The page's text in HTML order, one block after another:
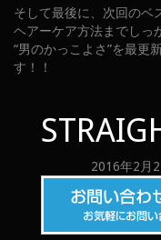
そして最後に、次回のベ
ヘアーケア方法までしっ
“男のかっこよさ”を最更
す！！
2016年2月2